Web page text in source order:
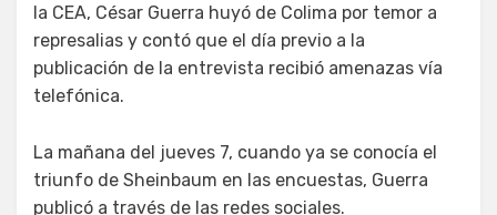
la CEA, César Guerra huyó de Colima por temor a
represalias y contó que el día previo a la
publicación de la entrevista recibió amenazas vía
telefónica.
La mañana del jueves 7, cuando ya se conocía el
triunfo de Sheinbaum en las encuestas, Guerra
publicó a través de las redes sociales.